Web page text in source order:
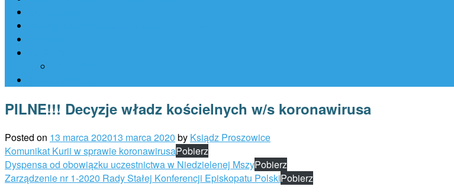
PILNE!!! Decyzje władz kościelnych w/s koronawirusa
Posted on 13 marca 202013 marca 2020 by Ksiądz Proszowice
Komunikat Kurii w sprawie koronawirusaPobierz
Dyspensa od obowiązku uczestnictwa w Niedzielenej MszyPobierz
Zarządzenie nr 1-2020 Rady Stałej Konferencji Episkopatu PolskiPobierz